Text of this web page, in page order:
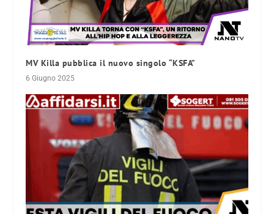
MV Killa pubblica il nuovo singolo “KSFA”
6 Giugno 2025